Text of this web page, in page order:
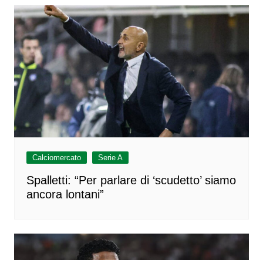
Calciomercato Serie A
Spalletti: “Per parlare di ‘scudetto’ siamo
ancora lontani”